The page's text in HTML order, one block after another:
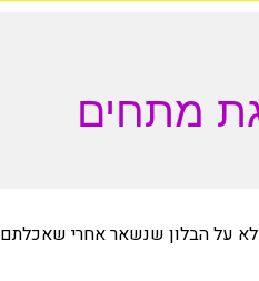
מתחים
על הבלון שנשאר אחרי